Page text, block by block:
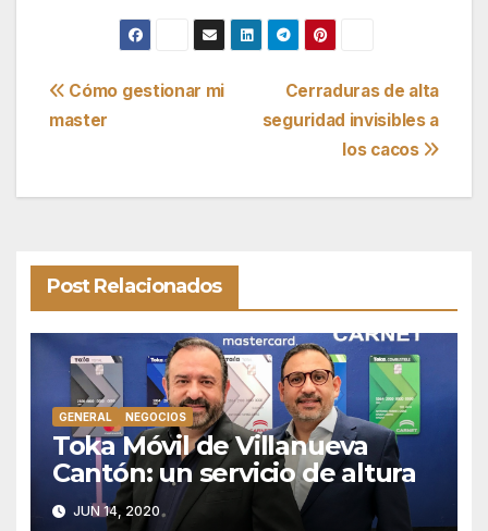
Navegación
entradas
Cerraduras de alta
seguridad invisibles a
los cacos
Cómo gestionar mi
master
Post Relacionados
GENERAL NEGOCIOS
Toka Móvil de Villanueva
Cantón: un servicio de altura
JUN 14, 2020